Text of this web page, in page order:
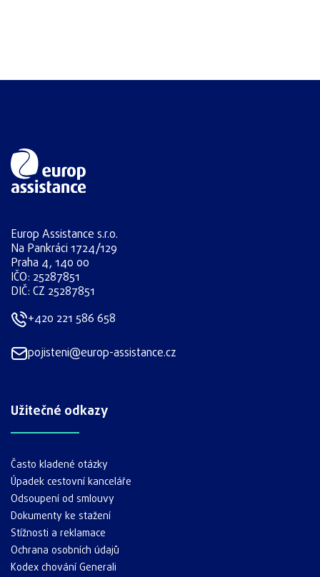
Europ Assistance s.r.o.
Na Pankráci 1724/129
Praha 4, 140 00
IČO: 25287851
DIČ: CZ 25287851
+420 221 586 658
pojisteni@europ-assistance.cz
Užitečné odkazy
Často kladené otázky
Úpadek cestovní kanceláře
Odsoupení od smlouvy
Dokumenty ke stažení
Stížnosti a reklamace
Ochrana osobních údajů
Kodex chování Generali